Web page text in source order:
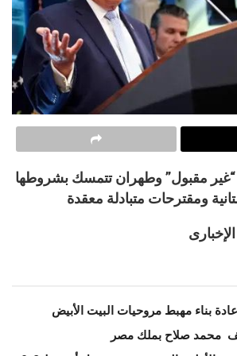
“غير مقبول” وطهران تتمسك بشروطها
ومقترحات متبادلة معقدة
بناء مهبط مروحيات البيت الأبيض
محمد صلاح بملك مصر